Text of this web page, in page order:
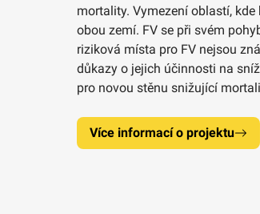
mortality. Vymezení oblastí,
obou zemí. FV se při svém
riziková místa pro FV nejsou
důkazy o jejich účinnosti na
pro novou stěnu snižující
Více informací o projektu